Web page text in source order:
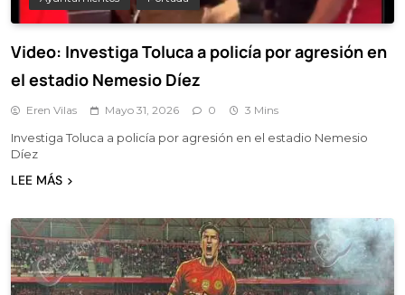
Video: Investiga Toluca a policía por agresión en
el estadio Nemesio Díez
Eren Vilas Mayo 31, 2026 0 3 Mins
Investiga Toluca a policía por agresión en el estadio Nemesio
Díez
LEE MÁS